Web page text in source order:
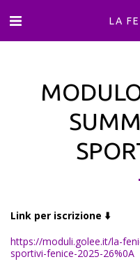
LA
Link per iscrizione ⬇️
https://moduli.golee.it/la-
sportivi-fenice-2025-26%0A